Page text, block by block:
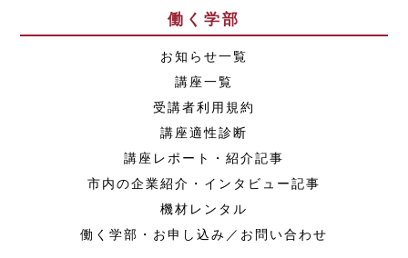
働く学部
お知らせ一覧
講座一覧
受講者利用規約
講座適性診断
講座レポート・紹介記事
市内の企業紹介・インタビュー記事
機材レンタル
働く学部・お申し込み／お問い合わせ